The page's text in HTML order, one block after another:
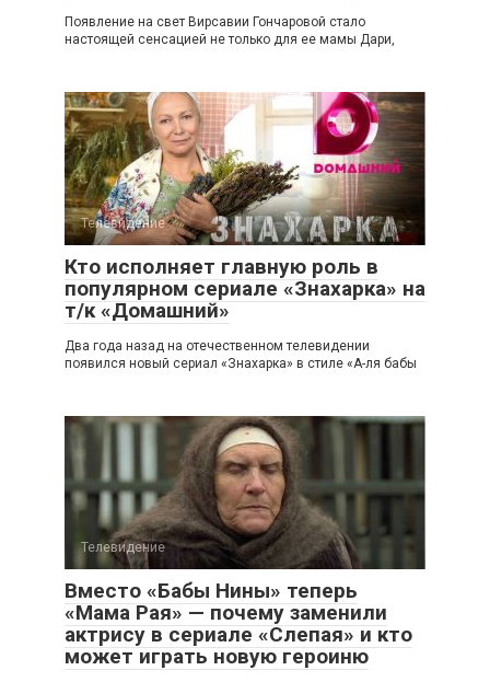
Появление на свет Вирсавии Гончаровой стало
настоящей сенсацией не только для ее мамы Дари,
Телевидение
Кто исполняет главную роль в
популярном сериале «Знахарка» на
т/к «Домашний»
Два года назад на отечественном телевидении
появился новый сериал «Знахарка» в стиле «А-ля бабы
Телевидение
Вместо «Бабы Нины» теперь
«Мама Рая» — почему заменили
актрису в сериале «Слепая» и кто
может играть новую героиню